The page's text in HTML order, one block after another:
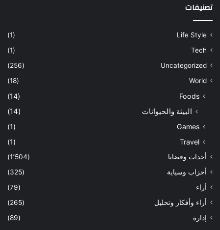
تصنيفات
Life Style
(1)
Tech
(1)
Uncategorized
(256)
World
(18)
Foods
(14)
البيئة والحيوانات (14)
Games
(1)
Travel
(1)
أحداث وقضايا
(1٬504)
أحزاب وسياية
(325)
أراء
(79)
أراء وأفكار وتحليل
(265)
إدارة
(89)